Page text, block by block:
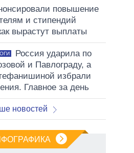
повышение
и стипендий
вырастут выплаты
Россия ударила по
и Павлограду, а
избрали
Главное за день
новостей